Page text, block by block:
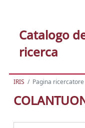
Catalogo
ricerca
IRIS Pagina ricercatore